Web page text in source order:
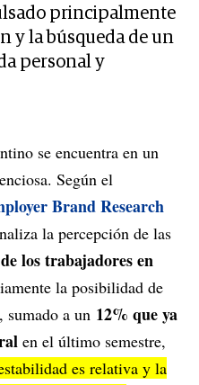
principalmente
y la búsqueda de un
personal y
se encuentra en un
Según el
Brand Research
la percepción de las
los trabajadores en
la posibilidad de
sumado a un 12% que ya
en el último semestre,
es relativa y la